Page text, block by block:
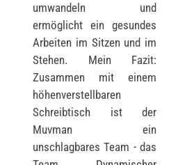
umwandeln und
ermöglicht ein gesundes
Arbeiten im Sitzen und im
Stehen. Mein Fazit:
Zusammen mit einem
höhenverstellbaren
Schreibtisch ist der
Muvman ein
unschlagbares Team - das